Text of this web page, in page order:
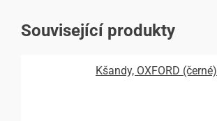
Související produkty
Kšandy, OXFORD (černé)